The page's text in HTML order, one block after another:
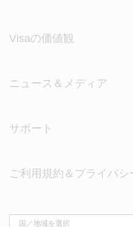
Visaの価値観
ニュース＆メディア
サポート
ご利用規約＆プライバシ
国／地域を選択